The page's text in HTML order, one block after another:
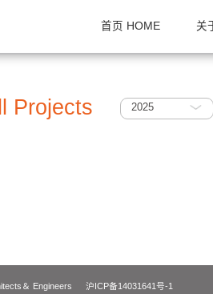
首页 HOME
All Projects 2025